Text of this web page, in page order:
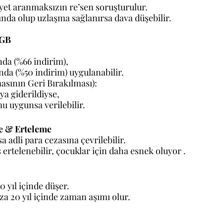
aranmaksızın re’sen soruşturulur.
olup uzlaşma sağlanırsa dava düşebilir.
(%66 indirim),
(%50 indirim) uygulanabilir.
Geri Bırakılması):
giderildiyse,
uygunsa verilebilir.
& Erteleme
adli para cezasına çevrilebilir.
ertelenebilir, çocuklar için daha esnek oluyor .
yıl içinde düşer.
20 yıl içinde zaman aşımı olur.